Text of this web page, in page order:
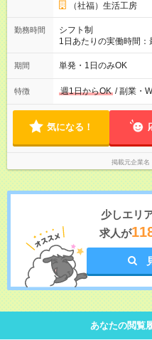
（社福）生活工房
勤務時間
シフト制
1日あたりの実働時間
30 の間で1日3時間以
日等応相談） 【勤務例】 6：30～9：30 15：30～21：30 9：00
せていただきます。 学
で、対応させていただき
期間 単発・1日のみOK
特徴 週1日からOK / 副業・
気になる！
掲載元企業名
少しエリ
求人が
あなたの閲覧